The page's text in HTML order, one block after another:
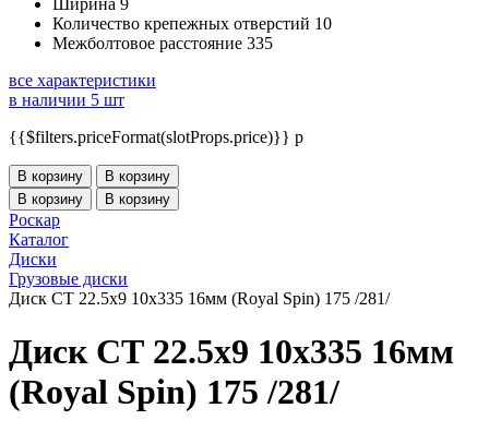
Ширина 9
Количество крепежных отверстий 10
Межболтовое расстояние 335
все характеристики
в наличии 5 шт
{{$filters.priceFormat(slotProps.price)}} p
В корзину
В корзину
В корзину
В корзину
Роскар
Каталог
Диски
Грузовые диски
Диск СТ 22.5x9 10x335 16мм (Royal Spin) 175 /281/
Диск СТ 22.5x9 10x335 16мм
(Royal Spin) 175 /281/